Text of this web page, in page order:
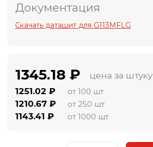
Документация
Скачать даташит для G113MFLG
1345.18 ₽
цена за штуку
1251.02 ₽
от 100 шт
1210.67 ₽ от 250 шт
1143.41 ₽ от 1000 шт